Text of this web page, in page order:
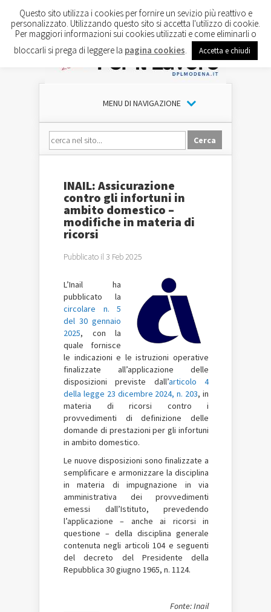
MENU DI NAVIGAZIONE
INAIL: Assicurazione
contro gli infortuni in
ambito domestico –
modifiche in materia di
ricorsi
Pubblicato il 3 Feb 2025
L’Inail ha
pubblicato la
circolare n. 5
del 30 gennaio
2025, con la
quale fornisce
le indicazioni e le istruzioni operative
finalizzate all’applicazione delle
disposizioni previste dall’articolo 4
della legge 23 dicembre 2024, n. 203, in
materia di ricorsi contro i
provvedimenti di definizione delle
domande di prestazioni per gli infortuni
in ambito domestico.
Le nuove disposizioni sono finalizzate a
semplificare e armonizzare la disciplina
in materia di impugnazione in via
amministrativa dei provvedimenti
emessi dall’Istituto, prevedendo
l’applicazione – anche ai ricorsi in
questione – della disciplina generale
contenuta negli articoli 104 e seguenti
del decreto del Presidente della
Repubblica 30 giugno 1965, n. 1124.
Fonte: Inail
Questo sito utilizza i cookies per fornire un sevizio più reattivo e
personalizzato. Utilizzando questo sito si accetta l'utilizzo di cookie.
Per maggiori informazioni sui cookies utilizzati e come eliminarli o
bloccarli si prega di leggere la pagina cookies Accetta e chiudi